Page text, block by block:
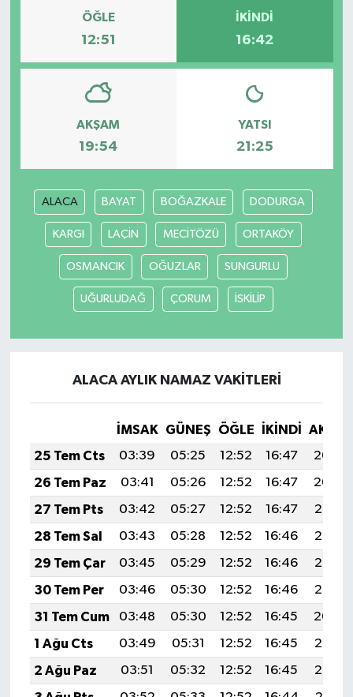
ÖĞLE
12:51
İKINDI
16:42
AKŞAM
19:54
YATSI
21:25
ALACA BAYAT BOĞAZKALE DODURGA
KARGI LAÇİN MECİTÖZÜ ORTAKÖY
OSMANCIK OĞUZLAR SUNGURLU
UĞURLUDAĞ ÇORUM İSKİLİP
ALACA AYLIK NAMAZ VAKITLERI
İMSAK GÜNEŞ ÖĞLE İKINDI
25 Tem Cts
03:39 05:25 12:52 16:47
20:09
26 Tem Paz
03:41 05:26 12:52 16:47
20:09
27 Tem Pts
03:42 05:27 12:52 16:47
20:08
28 Tem Sal
03:43 05:28 12:52 16:46
20:07
29 Tem Çar
03:45 05:29 12:52 16:46
20:06
30 Tem Per
03:46 05:30 12:52 16:46
20:05
31 Tem Cum
03:48 05:30 12:52 16:45
20:04
1 Ağu Cts
03:49 05:31 12:52 16:45
20:03
2 Ağu Paz
03:51 05:32 12:52 16:45
20:02